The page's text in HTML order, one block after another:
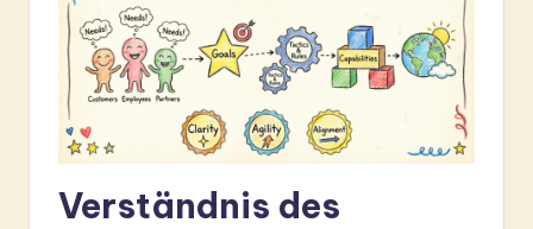
w
Verständnis des